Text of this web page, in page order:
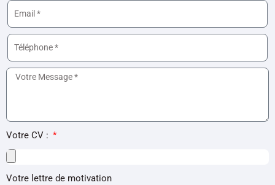
Votre CV :
Votre lettre de motivation